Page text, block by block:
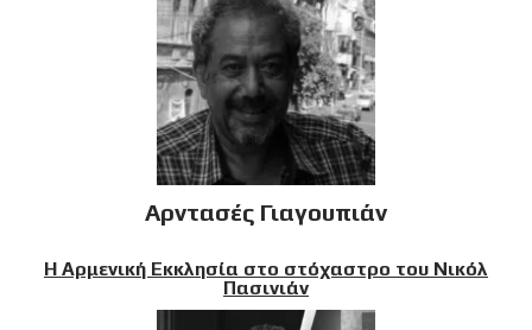
Αρντασές Γιαγουπιάν
Η Αρμενική Εκκλησία στο στόχαστρο του Νικόλ
Πασινιάν